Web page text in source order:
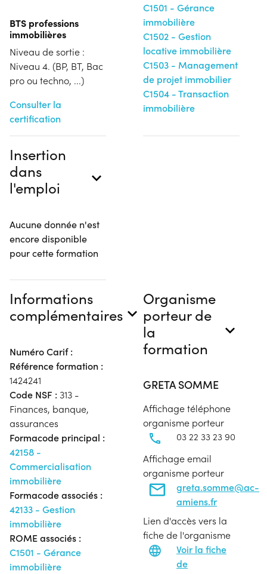
BTS professions
immobilières
Niveau de sortie :
Niveau 4. (BP, BT, Bac
pro ou techno, ...)
Consulter la
certification
C1501 - Gérance
immobilière
C1502 - Gestion
locative immobilière
C1503 - Management
de projet immobilier
C1504 - Transaction
immobilière
Insertion
dans
l'emploi
Aucune donnée n'est
encore disponible
pour cette formation
Informations
complémentaires
Numéro Carif :
Référence formation :
1424241
Code NSF : 313 -
Finances, banque,
assurances
Formacode principal :
42158 -
Commercialisation
immobilière
Formacode associés :
42133 - Gestion
immobilière
ROME associés :
C1501 - Gérance
immobilière
Organisme
porteur de
la
formation
GRETA SOMME
Affichage téléphone
organisme porteur
03 22 33 23 90
Affichage email
organisme porteur
greta.somme@ac-
amiens.fr
Lien d'accès vers la
fiche de l'organisme
Voir la fiche
de